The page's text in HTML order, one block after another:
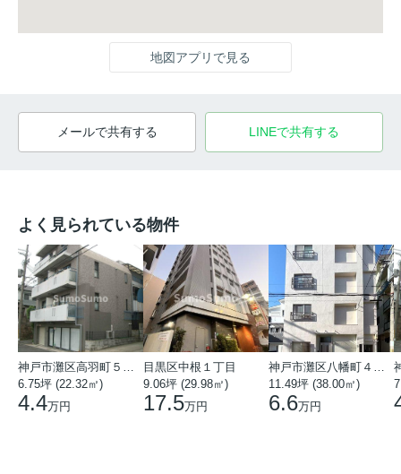
地図アプリで見る
メールで共有する LINEで共有する
よく見られている物件
6.75坪 (22.32㎡)
4.4万円
目黒区中根１丁目
9.06坪 (29.98㎡)
17.5万円
11.49坪 (38.00㎡)
6.6万円